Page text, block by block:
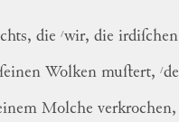
die /wir, die
Wolken muſtert, /
Molche